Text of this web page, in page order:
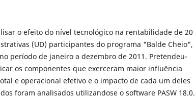
o efeito do nível tecnológico na rentabilidade de 20
(UD) participantes do programa "Balde Cheio",
período de janeiro a dezembro de 2011. Pretendeu-
os componentes que exerceram maior influência
e operacional efetivo e o impacto de cada um deles
foram analisados utilizandose o software PASW 18.0.